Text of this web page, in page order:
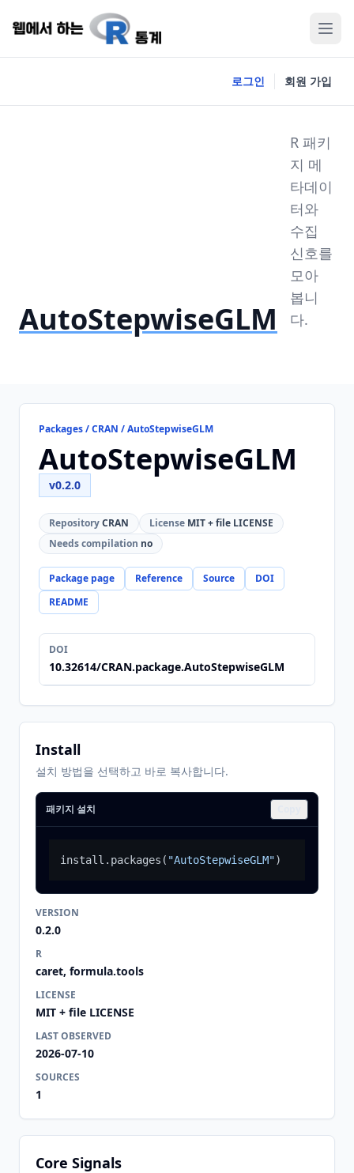
로그인 회원 가입
AutoStepwiseGLM
R 패키
지 메
타데이
터와
수집
신호를
모아
봅니
다.
Packages / CRAN / AutoStepwiseGLM
AutoStepwiseGLM
v0.2.0
RepositoryCRAN License MIT + file LICENSE
Needs compilation no
Package page Reference Source
DOI
README
DOI
10.32614/CRAN.package.AutoStepwiseGLM
Install
설치 방법을 선택하고 바로 복사합니다.
패키지 설치
install.packages ( "AutoStepwiseGLM")
VERSION
0.2.0
R
caret, formula.tools
LICENSE
MIT + file LICENSE
LAST OBSERVED
2026-07-10
SOURCES
1
Core Signals